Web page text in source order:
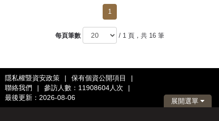
1
每頁筆數 / 1 頁，共 16 筆
隱私權暨資安政策 | 保有個資公開項目
|
聯絡我們
| 參訪人數：11908604人次
|
最後更新：2026-08-06
展開選單